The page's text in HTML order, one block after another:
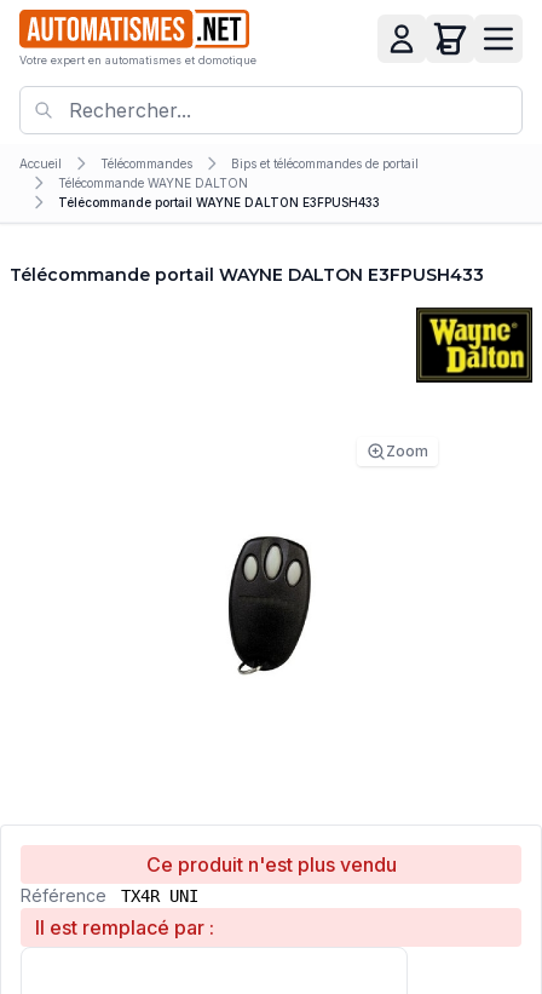
Votre expert en automatismes et domotique
Accueil Télécommandes
Bips et télécommandes de portail
Télécommande WAYNE DALTON
Télécommande portail WAYNE DALTON E3FPUSH433
Télécommande portail WAYNE DALTON E3FPUSH433
Zoom
Ce produit n'est plus vendu
Référence TX4R UNI
Il est remplacé par :